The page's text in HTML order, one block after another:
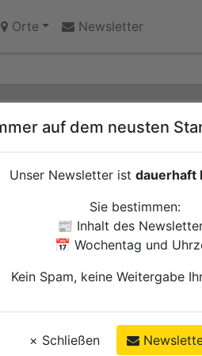
Orte Newsletter
Ihre Anzeige hier?
auf dem neusten
Unser Newsletter ist dauerhaft
Sie bestimmen:
📰 Inhalt des
📅 Wochentag und
Kein Spam, keine Weitergabe
× Schließen